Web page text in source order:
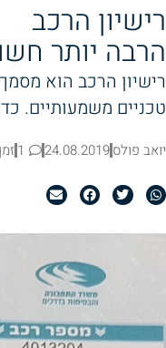
רישיון הרכב
הרבה יותר
רישיון הרכב הוא
טכניים משמעותיים.
יואב פולס24.08.2019
1